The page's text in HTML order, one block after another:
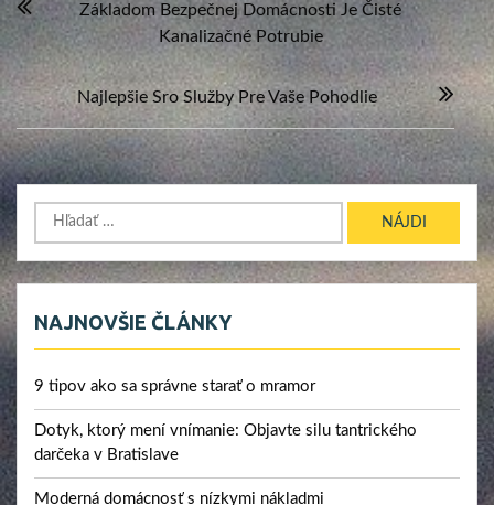
v
článku
Základom Bezpečnej Domácnosti Je Čisté
Kanalizačné Potrubie
Najlepšie Sro Služby Pre Vaše Pohodlie
Hľadať:
NAJNOVŠIE ČLÁNKY
9 tipov ako sa správne starať o mramor
Dotyk, ktorý mení vnímanie: Objavte silu tantrického
darčeka v Bratislave
Moderná domácnosť s nízkymi nákladmi